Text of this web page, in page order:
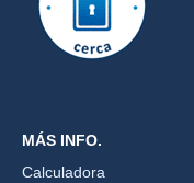
MÁS INFO.
Calculadora